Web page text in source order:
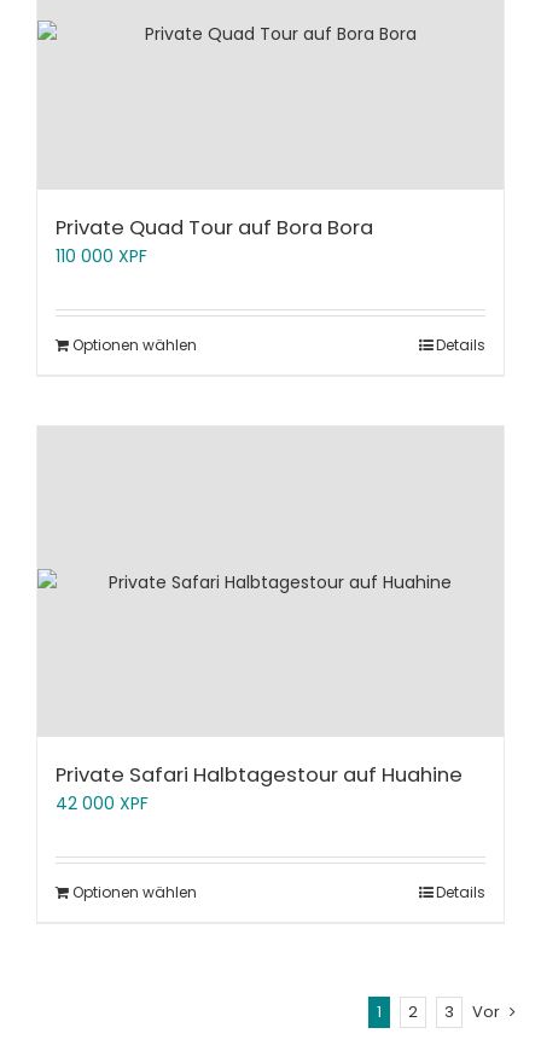
Private Quad Tour auf Bora Bora
110 000 XPF
Optionen wählen Details
Private Safari Halbtagestour auf Huahine
42 000 XPF
Optionen wählen Details
1 2 3 Vor